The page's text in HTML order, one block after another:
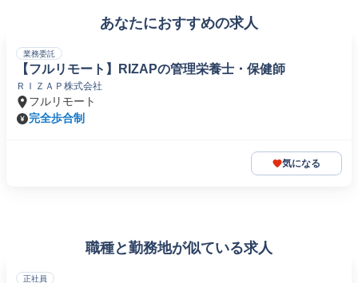
あなたにおすすめの求人
業務委託
【フルリモート】RIZAPの管理栄養士・保健師
ＲＩＺＡＰ株式会社
フルリモート
完全歩合制
気になる
職種と勤務地が似ている求人
正社員